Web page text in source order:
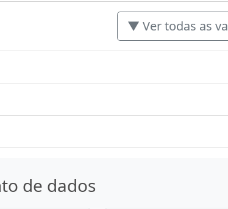
▼ Ver todas as
de dados